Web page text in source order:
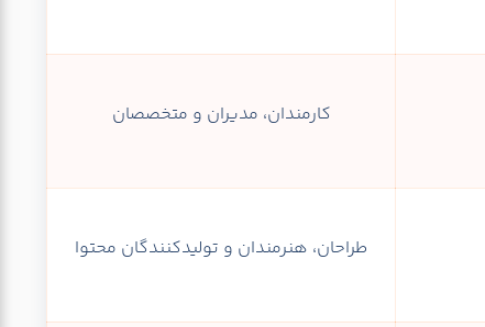
کارمندان، مدیران و متخصصان
طراحان، هنرمندان و تولیدکنندگان محتوا